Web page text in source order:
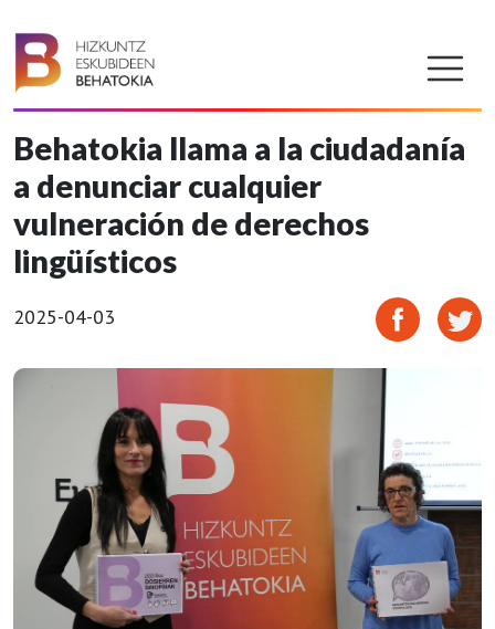
Behatokia llama a la ciudadanía
a denunciar cualquier
vulneración de derechos
lingüísticos
2025-04-03